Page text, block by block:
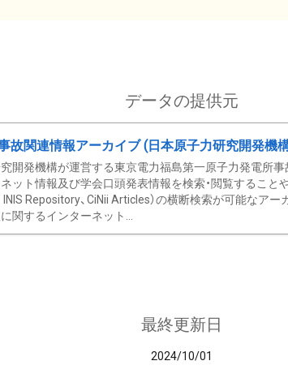
データの提供元
故関連情報アーカイブ (日本原子力研究開発機
開発機構が運営する東京電力福島第一原子力発電所事
ット情報及び学会口頭発表情報を検索・閲覧すること
INIS Repository、CiNii Articles）の横断検索が可能なア
関するインターネット...
最終更新日
2024/10/01